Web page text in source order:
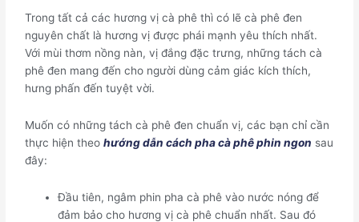
Trong tất cả các hương vị cà phê thì có lẽ cà phê đen
nguyên chất là hương vị được phái mạnh yêu thích nhất.
Với mùi thơm nồng nàn, vị đắng đặc trưng, những tách cà
phê đen mang đến cho người dùng cảm giác kích thích,
hưng phấn đến tuyệt vời.
Muốn có những tách cà phê đen chuẩn vị, các bạn chỉ cần
thực hiện theohướng dẫn cách pha cà phê phin ngon sau
đây:
Đầu tiên, ngâm phin pha cà phê vào nước nóng để
đảm bảo cho hương vị cà phê chuẩn nhất. Sau đó